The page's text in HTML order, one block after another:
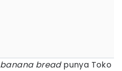
banana breadpunya Toko